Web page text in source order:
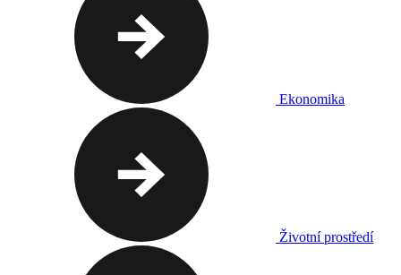
Ekonomika
Životní prostředí